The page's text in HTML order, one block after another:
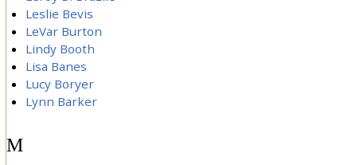
Leslie Bevis
LeVar Burton
Lindy Booth
Lisa Banes
Lucy Boryer
Lynn Barker
M